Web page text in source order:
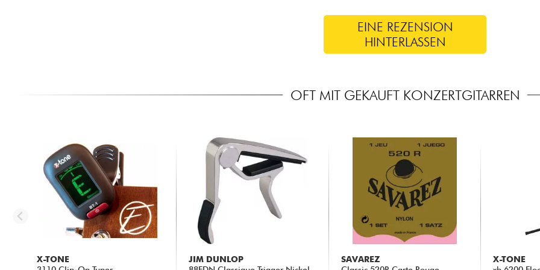
EINE REZENSION
HINTERLASSEN
OFT MIT GEKAUFT KONZERTGITARREN
X-TONE
JIM DUNLOP
SAVAREZ
X-TONE